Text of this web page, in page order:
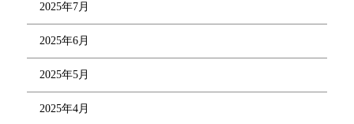
2025年7月
2025年6月
2025年5月
2025年4月